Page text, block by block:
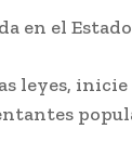
en el
leyes,